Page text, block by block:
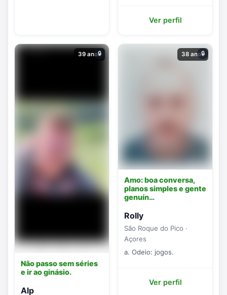
Ver perfil
39 anos
🔒
Não passo sem séries
e ir ao ginásio.
Alp
38 anos
🔒
Amo: boa conversa,
planos simples e gente
genuín…
Rolly
São Roque do Pico ·
Açores
a. Odeio: jogos.
Ver perfil